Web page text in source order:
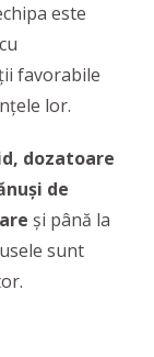
este
favorabile
lor.
dozatoare
de
și până la
sunt